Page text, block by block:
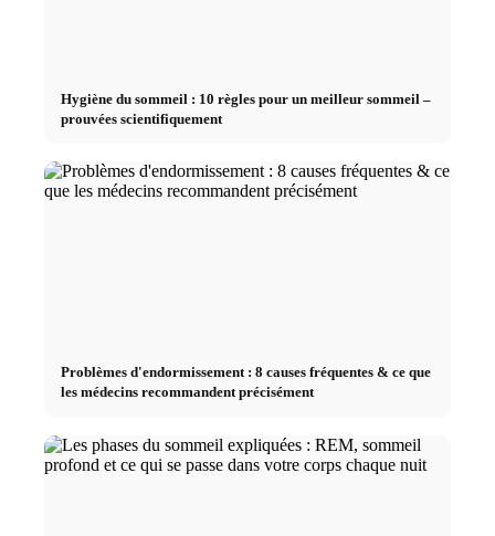
Hygiène du sommeil : 10 règles pour un meilleur sommeil –
prouvées scientifiquement
Problèmes d'endormissement : 8 causes fréquentes & ce que
les médecins recommandent précisément